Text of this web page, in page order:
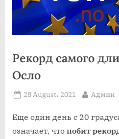
Рекорд самого
Осло
Posted
28 August، 2021 By
Админ
Еще один день с 20
означает, что побит